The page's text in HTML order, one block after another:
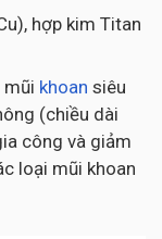
hợp kim Titan
mũi khoan siêu
(chiều dài
công và giảm
loại mũi khoan